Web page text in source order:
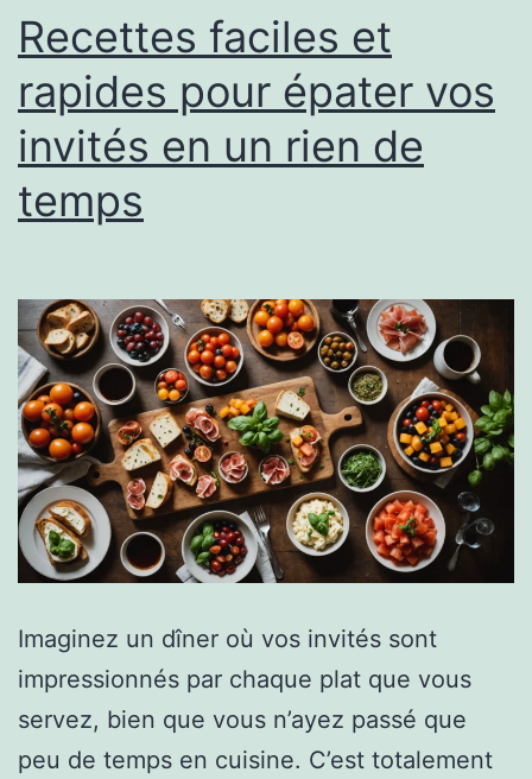
Recettes faciles et
rapides pour épater vos
invités en un rien de
temps
Imaginez un dîner où vos invités sont
impressionnés par chaque plat que vous
servez, bien que vous n’ayez passé que
peu de temps en cuisine. C’est totalement